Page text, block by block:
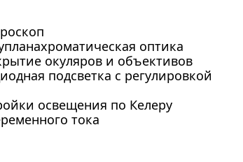
оптика
окуляров и объективов
подсветка с регулировкой
освещения по Келеру
тока